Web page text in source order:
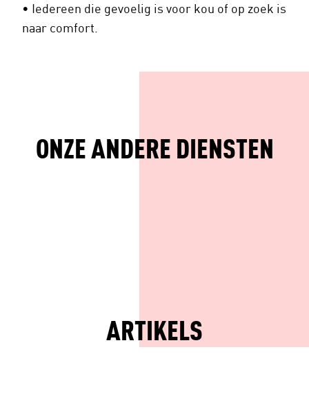
• Iedereen die gevoelig is voor kou of op zoek is
naar comfort.
ONZE ANDERE DIENSTEN
ARTIKELS